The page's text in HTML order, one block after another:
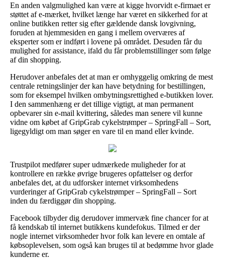
En anden valgmulighed kan være at kigge hvorvidt e-firmaet er
støttet af e-mærket, hvilket længe har været en sikkerhed for at
online butikken retter sig efter gældende dansk lovgivning,
foruden at hjemmesiden en gang i mellem overværes af
eksperter som er indført i lovene på området. Desuden får du
mulighed for assistance, ifald du får problemstillinger som følge
af din shopping.
Herudover anbefales det at man er omhyggelig omkring de mest
centrale retningslinjer der kan have betydning for bestillingen,
som for eksempel hvilken ombytningsrettighed e-butikken lover.
I den sammenhæng er det tillige vigtigt, at man permanent
opbevarer sin e-mail kvittering, således man senere vil kunne
vidne om købet af GripGrab cykelstrømper – SpringFall – Sort,
ligegyldigt om man søger en vare til en mand eller kvinde.
Trustpilot medfører super udmærkede muligheder for at
kontrollere en række øvrige brugeres opfattelser og derfor
anbefales det, at du udforsker internet virksomhedens
vurderinger af GripGrab cykelstrømper – SpringFall – Sort
inden du færdiggør din shopping.
Facebook tilbyder dig derudover immervæk fine chancer for at
få kendskab til internet butikkens kundefokus. Tilmed er der
nogle internet virksomheder hvor folk kan levere en omtale af
købsoplevelsen, som også kan bruges til at bedømme hvor glade
kunderne er.